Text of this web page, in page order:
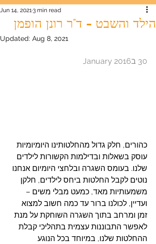
הילד והשבט – ד"ר רונן הופמן
Jun 14, 20213 min read
Updated: Aug 8, 2021
30 בJanuary 2016
כהורים, חלק גדול מהחלטותינו היומיומיות
עוסק בשאלות ובדילמות הקשורות לילדים
שלנו. בעומס השגרה ובלחצי היומיום אנחנו
נוטים לקבל החלטות ביחס לילדים, חלקן
משמעותיות מאד, כמעט מבלי משים –
ועדיין, לכולנו ברור עד כמה חשוב למצוא
זמן ומרחב בתוך השגרה השוחקת על מנת
לאפשר התבוננות עצמית בתהליכי קבלת
ההחלטות שלנו, במיוחד בכל הנוגע